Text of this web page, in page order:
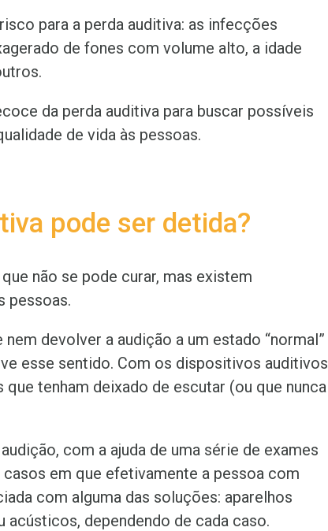
para a perda auditiva: as infecções
de fones com volume alto, a idade
da perda auditiva para buscar possíveis
de vida às pessoas.
pode ser detida?
não se pode curar, mas existem
pessoas.
devolver a audição a um estado “normal”
esse sentido. Com os dispositivos auditivos
tenham deixado de escutar (ou que nunca
com a ajuda de uma série de exames
em que efetivamente a pessoa com
com alguma das soluções: aparelhos
dependendo de cada caso.